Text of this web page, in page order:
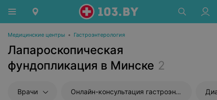
Медицинские центры • Гастроэнтерология
Лапароскопическая
фундопликация в Минске 2
Врачи Онлайн-консультация гастроэнтеролога